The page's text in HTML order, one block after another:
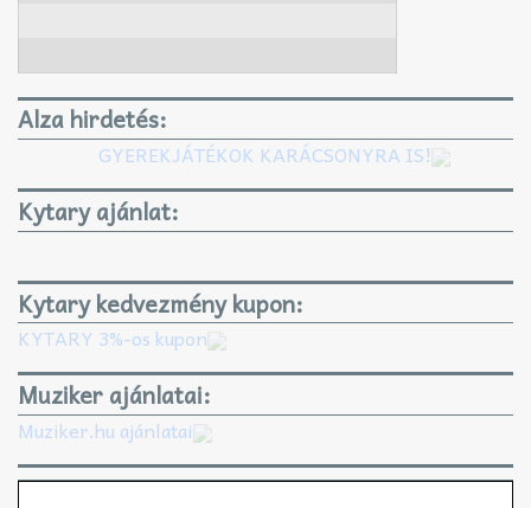
Alza hirdetés:
GYEREKJÁTÉKOK KARÁCSONYRA IS!
Kytary ajánlat:
Kytary kedvezmény kupon:
KYTARY 3%-os kupon
Muziker ajánlatai:
Muziker.hu ajánlatai